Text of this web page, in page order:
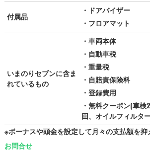
付属品
・ドアバイザー
・フロアマット
いまのりセブンに含ま
れているもの
・車両本体
・自動車税
・重量税
・自賠責保険料
・登録費用
・無料クーポン(車
回、オイルフィルタ
※ボーナスや頭金を設定して月々の支払額を
お問合せ